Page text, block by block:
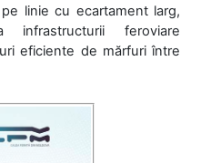
linie cu ecartament larg,
infrastructurii feroviare
eficiente de mărfuri între